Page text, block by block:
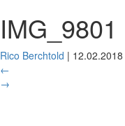
IMG_9801
Rico Berchtold | 12.02.2018
←
→